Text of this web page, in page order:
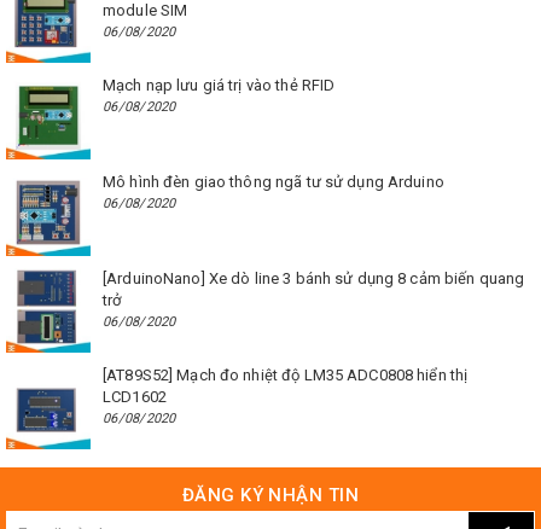
module SIM
06/08/2020
Mạch nạp lưu giá trị vào thẻ RFID
06/08/2020
Mô hình đèn giao thông ngã tư sử dụng Arduino
06/08/2020
[ArduinoNano] Xe dò line 3 bánh sử dụng 8 cảm biến quang
trở
06/08/2020
[AT89S52] Mạch đo nhiệt độ LM35 ADC0808 hiển thị
LCD1602
06/08/2020
ĐĂNG KÝ NHẬN TIN